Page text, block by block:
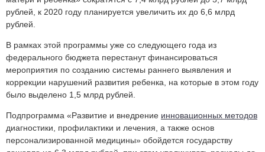
рублей, к 2020 году планируется увеличить их до 6,6 млрд
рублей.
В рамках этой программы уже со следующего года из
федерального бюджета перестанут финансироваться
мероприятия по созданию системы раннего выявления и
коррекции нарушений развития ребенка, на которые в этом году
было выделено 1,5 млрд рублей.
Подпрограмма «Развитие и внедрение инновационных методов
диагностики, профилактики и лечения, а также основ
персонализированной медицины» обойдется государству